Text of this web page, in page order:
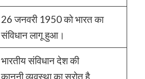
26 जनवरी 1950 को भारत का
संविधान लागू हुआ।
भारतीय संविधान देश की
कानूनी व्यवस्था का स्रोत है